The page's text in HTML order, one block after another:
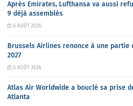
Après Emirates, Lufthansa va aussi
9 déjà assemblés
6 AOÛT 2026
Brussels Airlines renonce à une partie
2027
6 AOÛT 2026
Atlas Air Worldwide a bouclé sa prise
Atlanta